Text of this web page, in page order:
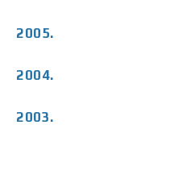
2005.
2004.
2003.